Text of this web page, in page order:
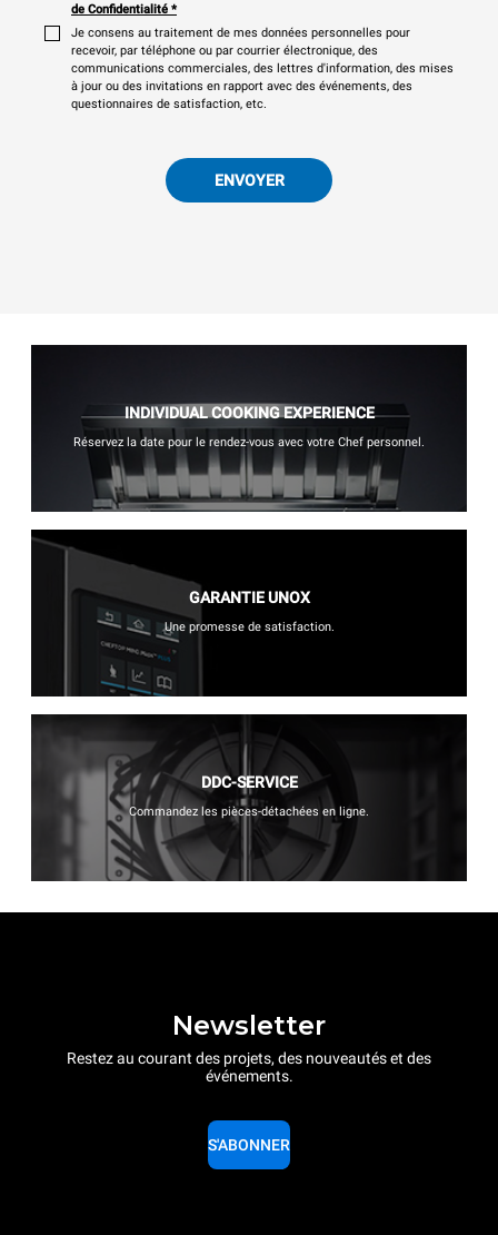
de Confidentialité *
Je consens au traitement de mes données personnelles pour
recevoir, par téléphone ou par courrier électronique, des
communications commerciales, des lettres d'information, des mises
à jour ou des invitations en rapport avec des événements, des
questionnaires de satisfaction, etc.
ENVOYER
INDIVIDUAL COOKING EXPERIENCE
Réservez la date pour le rendez-vous avec votre Chef personnel.
GARANTIE UNOX
Une promesse de satisfaction.
DDC-SERVICE
Commandez les pièces-détachées en ligne.
Newsletter
Restez au courant des projets, des nouveautés et des
événements.
S'ABONNER